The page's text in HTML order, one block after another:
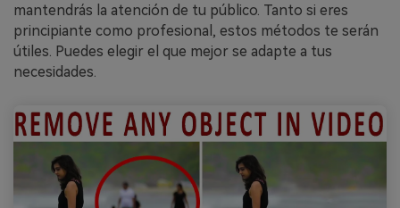
mantendrás la atención de tu público. Tanto si eres
principiante como profesional, estos métodos te serán
útiles. Puedes elegir el que mejor se adapte a tus
necesidades.